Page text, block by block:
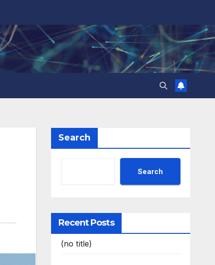
Search
Search
Recent Posts
(no title)